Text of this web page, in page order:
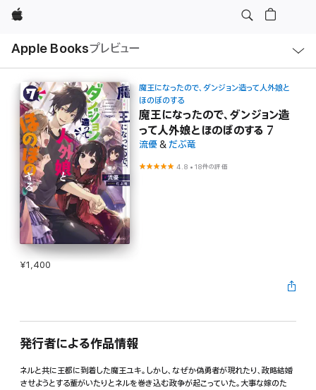
Apple
Apple Booksプレビュー
ル
魔王になったので、ダンジョン造って人外娘と
ほのぼのする
魔王になったので、ダンジョン造
って人外娘とほのぼのする 7
流優& だぶ竜
4.8 •18件の評価
¥1,400
発行者による作品情報
ネルと共に王都に到着した魔王ユキ。しかし、なぜか偽勇者が現れたり、政略結婚
させようとする輩がいたりとネルを巻き込む政争が起こっていた。大事な嫁のた